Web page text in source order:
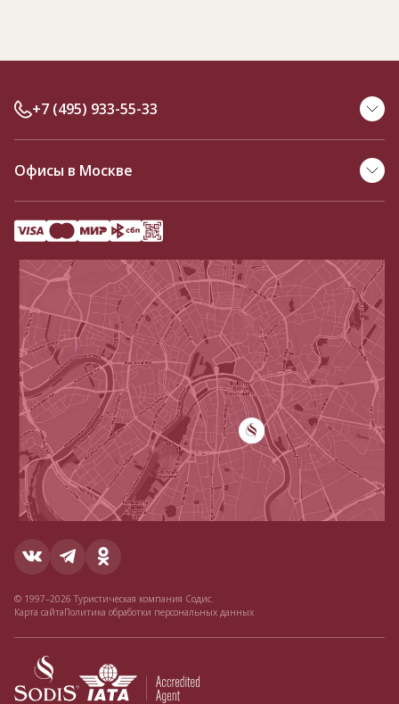
+7 (495) 933-55-33
Офисы в Москве
© 1997–2026 Туристическая компания Содис.
Карта сайтаПолитика обработки персональных данных